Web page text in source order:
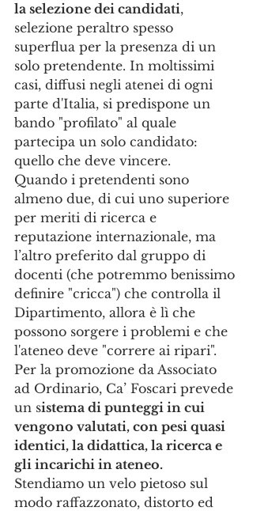
la selezione dei candidati,
selezione peraltro spesso
superflua per la presenza di un
solo pretendente. In moltissimi
casi, diffusi negli atenei di ogni
parte d'Italia, si predispone un
bando "profilato" al quale
partecipa un solo candidato:
quello che deve vincere.
Quando i pretendenti sono
almeno due, di cui uno superiore
per meriti di ricerca e
reputazione internazionale, ma
l’altro preferito dal gruppo di
docenti (che potremmo benissimo
definire "cricca") che controlla il
Dipartimento, allora è lì che
possono sorgere i problemi e che
l'ateneo deve "correre ai ripari".
Per la promozione da Associato
ad Ordinario, Ca’ Foscari prevede
un sistema di punteggi in cui
vengono valutati, con pesi quasi
identici, la didattica, la ricerca e
gli incarichi in ateneo.
Stendiamo un velo pietoso sul
modo raffazzonato, distorto ed